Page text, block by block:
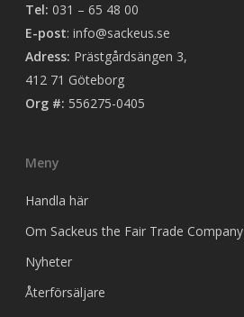
Tel: 031 – 65 48 00
E-post: info@sackeus.se
Adress: Prästgårdsängen 3,
412 71 Göteborg
Org #: 556275-0405
Meny
Handla här
Om Sackeus the Fair Trade Company
Nyheter
Återförsäljare